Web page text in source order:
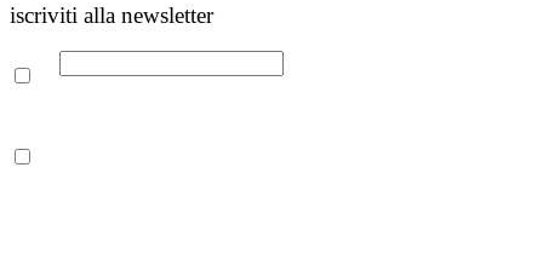
iscriviti alla newsletter
Email